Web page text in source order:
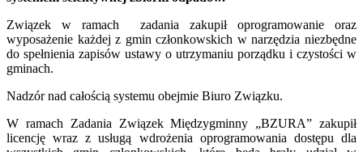
Związek w ramach zadania zakupił oprogramowanie oraz
wyposażenie każdej z gmin członkowskich w narzędzia niezbędne
do spełnienia zapisów ustawy o utrzymaniu porządku i czystości w
gminach.
Nadzór nad całością systemu obejmie Biuro Związku.
W ramach Zadania Związek Międzygminny „BZURA” zakupił
licencję wraz z usługą wdrożenia oprogramowania dostępu dla